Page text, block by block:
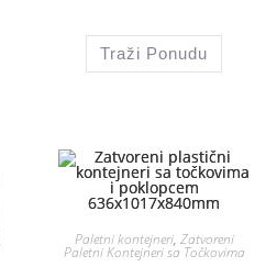
Traži Ponudu
Paletni kontejneri, Zatvoreni
Paletni Kontejneri sa Točkovima